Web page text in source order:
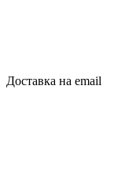
Доставка на email